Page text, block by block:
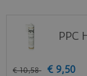
€ 10,58 € 9,50